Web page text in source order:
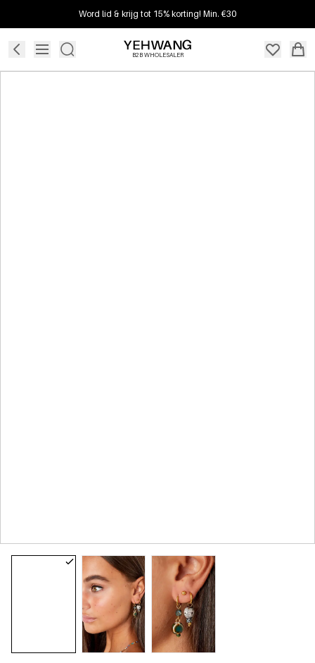
Word lid & krijg tot 15% korting! Min. €30
B2B WHOLESALER